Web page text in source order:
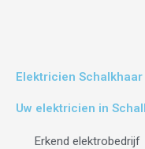
Elektricien Schalkhaar
Uw elektricien in
Erkend elektrobedrijf